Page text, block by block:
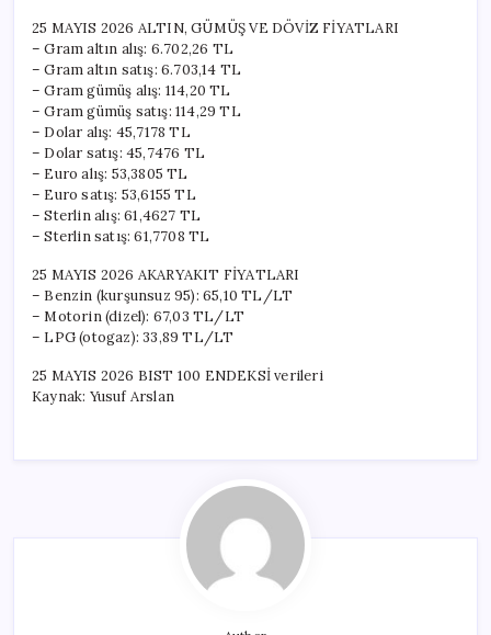
25 MAYIS 2026 ALTIN, GÜMÜŞ VE DÖVİZ FİYATLARI
– Gram altın alış: 6.702,26 TL
– Gram altın satış: 6.703,14 TL
– Gram gümüş alış: 114,20 TL
– Gram gümüş satış: 114,29 TL
– Dolar alış: 45,7178 TL
– Dolar satış: 45,7476 TL
– Euro alış: 53,3805 TL
– Euro satış: 53,6155 TL
– Sterlin alış: 61,4627 TL
– Sterlin satış: 61,7708 TL
25 MAYIS 2026 AKARYAKIT FİYATLARI
– Benzin (kurşunsuz 95): 65,10 TL/LT
– Motorin (dizel): 67,03 TL/LT
– LPG (otogaz): 33,89 TL/LT
25 MAYIS 2026 BIST 100 ENDEKSİ verileri
Kaynak: Yusuf Arslan